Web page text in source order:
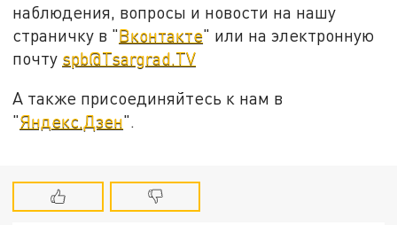
наблюдения, вопросы и новости на нашу
страничку в "Вконтакте" или на электронную
почту spb@Tsargrad.TV
А также присоединяйтесь к нам в
"Яндекс.Дзен".